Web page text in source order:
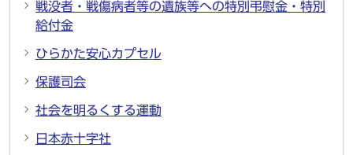
戦没者・戦傷病者等の遺族等への特別弔慰金・特別
給付金
ひらかた安心カプセル
保護司会
社会を明るくする運動
日本赤十字社